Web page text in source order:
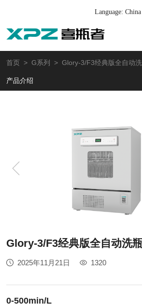
Language:
首页 >G系列 > Glory-3/F3经典版全自动
产品介绍
Glory-3/F3经典版全自动洗
2025年11月21日 1320
0-500min/L